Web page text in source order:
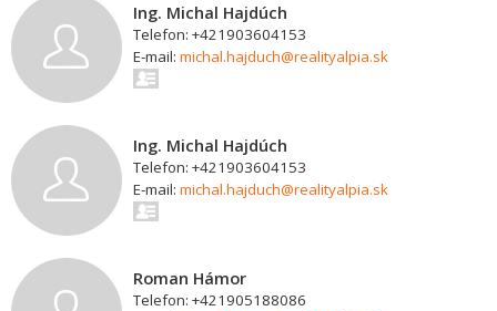
Ing. Michal Hajdúch
Telefon: +421903604153
E-mail: michal.hajduch@realityalpia.sk
Ing. Michal Hajdúch
Telefon: +421903604153
E-mail: michal.hajduch@realityalpia.sk
Roman Hámor
Telefon: +421905188086